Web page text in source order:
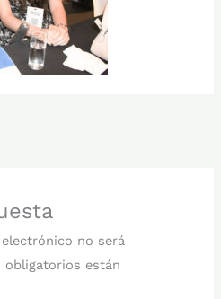
no será
obligatorios están